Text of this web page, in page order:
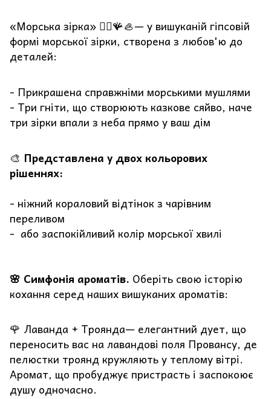
«Морська зірка» 🧜‍♀️🪸🦪— у вишуканій гіпсовій
формі морської зірки, створена з любов'ю до
деталей:
- Прикрашена справжніми морськими мушлями
- Три гніти, що створюють казкове сяйво, наче
три зірки впали з неба прямо у ваш дім
🎨 Представлена у двох кольорових
рішеннях:
- ніжний кораловий відтінок з чарівним
переливом
- або заспокійливий колір морської хвилі
🌸 Симфонія ароматів. Оберіть свою історію
кохання серед наших вишуканих ароматів:
🌹 Лаванда + Троянда— елегантний дует, що
переносить вас на лавандові поля Провансу, де
пелюстки троянд кружляють у теплому вітрі.
Аромат, що пробуджує пристрасть і заспокоює
душу одночасно.